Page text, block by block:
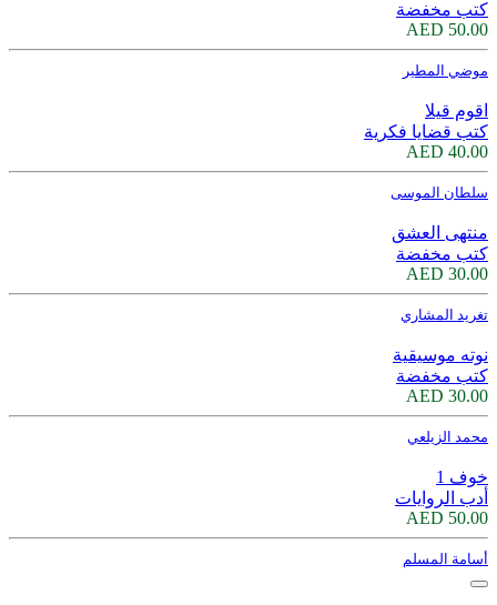
كتب مخفضة
50.00 AED
موضي المطير
اقوم قيلا
كتب قضايا فكرية
40.00 AED
سلطان الموسى
منتهى العشق
كتب مخفضة
30.00 AED
تغريد المشاري
نوته موسيقية
كتب مخفضة
30.00 AED
محمد الزيلعي
خوف 1
أدب الروايات
50.00 AED
أسامة المسلم